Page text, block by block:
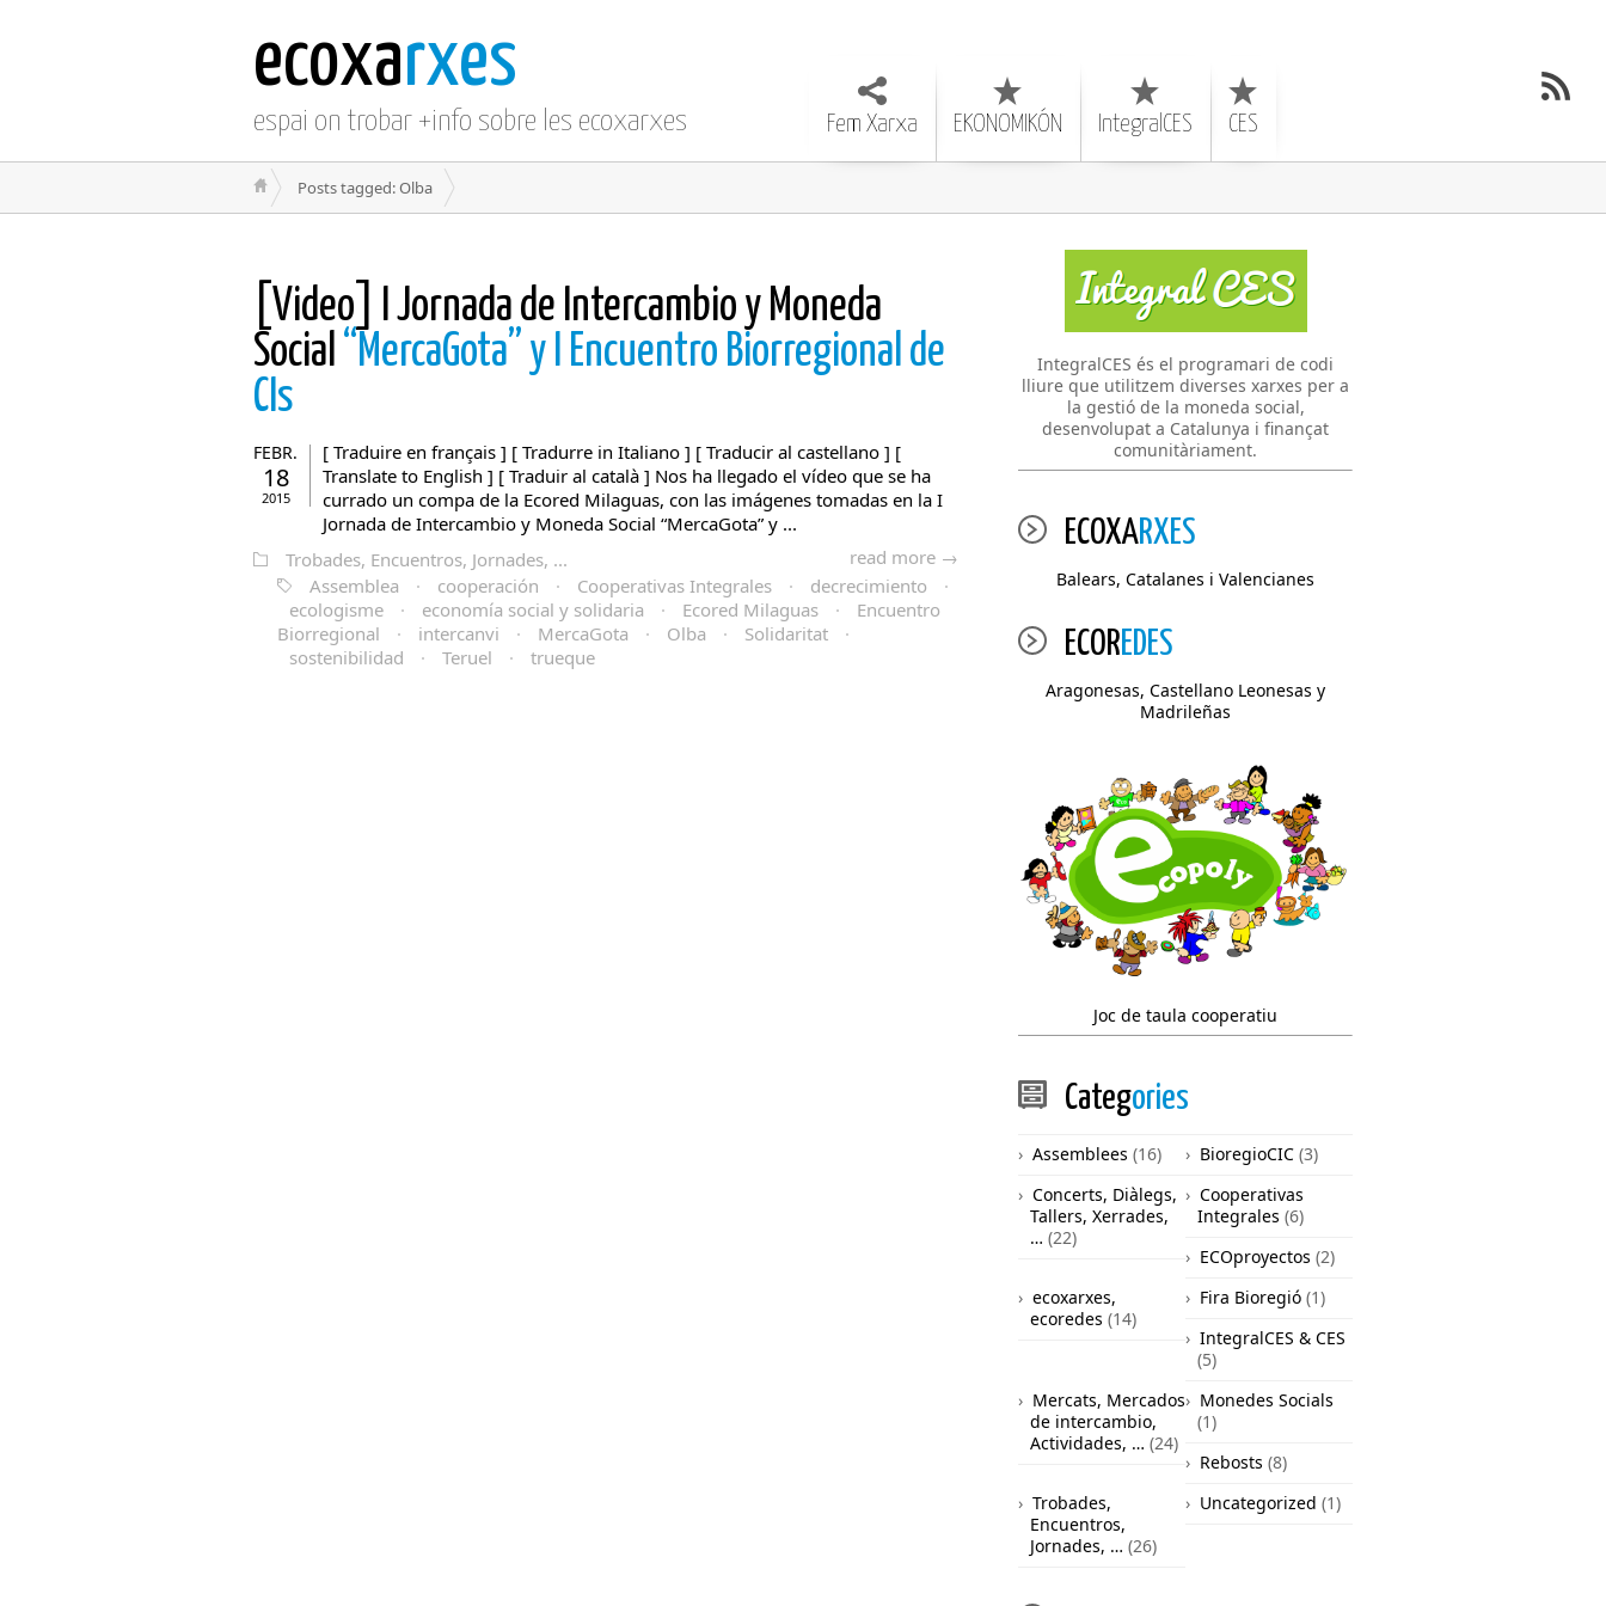
ecoxarxes
espai on trobar +info sobre les ecoxarxes Fem Xarxa EKONOMIKÓN IntegralCES CES
Posts tagged: Olba
[Video] I Jornada de Intercambio y Moneda
Social
“MercaGota” y I Encuentro Biorregional de
CIs
FEBR.
18
2015
[ Traduire en français ] [ Tradurre in Italiano ] [ Traducir al castellano ] [
Translate to English ] [ Traduir al català ] Nos ha llegado el vídeo que se ha
currado un compa de la Ecored Milaguas, con las imágenes tomadas en la I
Jornada de Intercambio y Moneda Social “MercaGota” y ...
read more →
Trobades, Encuentros, Jornades, ...
Assemblea
· cooperación · Cooperativas Integrales · decrecimiento
·
ecologisme
· economía social y solidaria · Ecored Milaguas ·
Encuentro
Biorregional
· intercanvi · MercaGota · Olba · Solidaritat
·
sostenibilidad
· Teruel · trueque
IntegralCES és el programari de codi
lliure que utilitzem diverses xarxes per a
la gestió de la moneda social,
desenvolupat a Catalunya i finançat
comunitàriament.
ECOXARXES
Balears, Catalanes i Valencianes
ECOREDES
Aragonesas, Castellano Leonesas y
Madrileñas
Joc de taula cooperatiu
Categories
Assemblees (16) BioregioCIC (3)
Concerts, Diàlegs,
Tallers, Xerrades,
… (22)
Cooperativas
Integrales (6)
ECOproyectos (2)
ecoxarxes,
ecoredes (14)
Fira Bioregió (1)
IntegralCES & CES
(5)
Mercats, Mercados
de intercambio,
Actividades, … (24)
Monedes Socials
(1)
Rebosts (8)
Trobades,
Encuentros,
Jornades, … (26)
Uncategorized (1)